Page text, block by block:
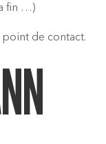
fin …)
de contact.